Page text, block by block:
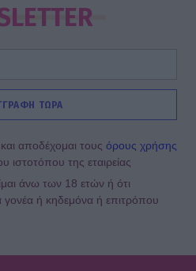
κεράκια θα
το
ΤΩΡΑ
αποδέχομαι τους όρους χρήσης
ιστοτόπου της εταιρείας
άνω των 18 ετών ή ότι
γονέα ή κηδεμόνα ή επιτρόπου